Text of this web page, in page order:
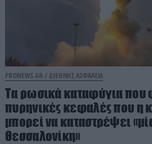
PRONEWS.GR / ΔΙΕΘΝΗΣ ΑΣΦΑΛΕΙΑ
Τα ρωσικά καταφύγια που
πυρηνικές κεφαλές που η
μπορεί να καταστρέψει
Θεσσαλονίκη»